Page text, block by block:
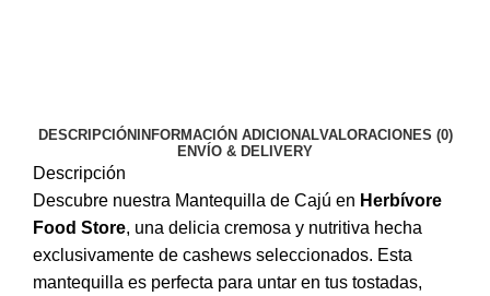
DESCRIPCIÓN INFORMACIÓN ADICIONALVALORACIONES (0)
ENVÍO & DELIVERY
Descripción
Descubre nuestra Mantequilla de Cajú en Herbívore
Food Store, una delicia cremosa y nutritiva hecha
exclusivamente de cashews seleccionados. Esta
mantequilla es perfecta para untar en tus tostadas,